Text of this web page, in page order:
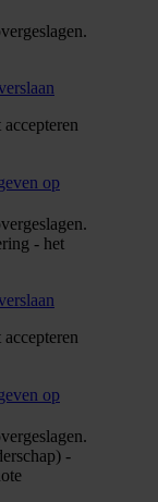
op
- het
op
-